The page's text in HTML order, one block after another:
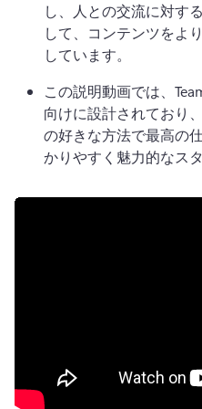
し、人との交流に対す
して、コンテンツをよ
しています。
この説明動画では、
向けに設計されており
の好きな方法で最高の
かりやすく魅力的なス